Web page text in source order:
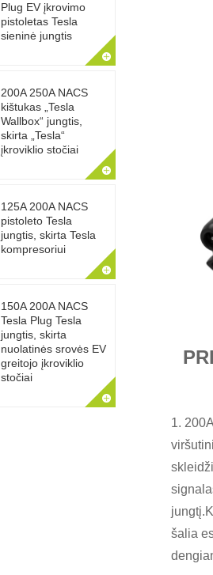
Plug EV įkrovimo
pistoletas Tesla
sieninė jungtis
200A 250A NACS
kištukas „Tesla
Wallbox“ jungtis,
skirta „Tesla“
įkroviklio stočiai
125A 200A NACS
pistoleto Tesla
jungtis, skirta Tesla
kompresoriui
150A 200A NACS
Tesla Plug Tesla
jungtis, skirta
nuolatinės srovės EV
greitojo įkroviklio
stočiai
1.
šalia